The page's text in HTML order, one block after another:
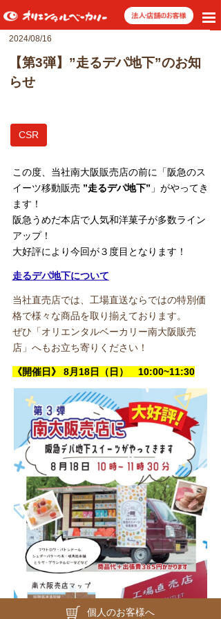
2024/08/16
【第3弾】”走るデパ地下”のお知
らせ
CSR
この度、当社南大阪販売店の前に「阪急のス
イーツ移動販売 ”走るデパ地下” 」がやってき
ます！
阪急うめだ本店で人気和洋菓子が多数ライン
アップ！
大好評により今回が３度目となります！
走るデパ地下について
当社直売店では、工場直送ならではの特別価
格で様々な商品を取り揃えております。
ぜひ「オリエンタルベーカリー南大阪販売
店」へもお立ち寄りください！
《開催日》 8月18日（日） 10:00~11:30
個人のお客様へ